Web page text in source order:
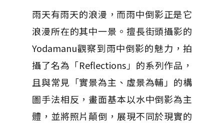
雨天有雨天的浪漫，而雨中倒影正是​​​​它
浪漫所在的其中一景。擅長街頭攝影的
Yodamanu觀察到雨中倒影的魅力，拍
攝了名為「Reflections」的系列作品，
且與常見「實景為主、虛景為輔」的構
圖手法相反，畫面基本以水中倒影為主
體，並將照片顛倒，展現不同於現實的